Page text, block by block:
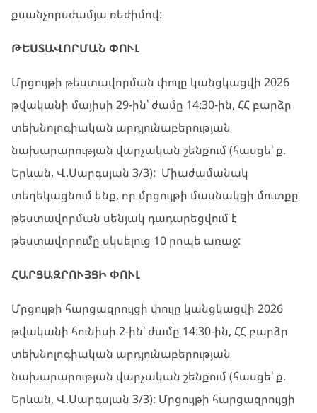
քսանչորսժամյա ռեժիմով:
ԹԵՍՏԱՎՈՐՄԱՆ ՓՈՒԼ
Մրցույթի թեստավորման փուլը կանցկացվի 2026
թվականի մայիսի 29-ին՝ ժամը 14:30-ին, ՀՀ բարձր
տեխնոլոգիական արդյունաբերության
նախարարության վարչական շենքում (հասցե՝ ք.
Երևան, Վ.Սարգսյան 3/3): Միաժամանակ
տեղեկացնում ենք, որ մրցույթի մասնակցի մուտքը
թեստավորման սենյակ դադարեցվում է
թեստավորումը սկսելուց 10 րոպե առաջ:
ՀԱՐՑԱԶՐՈՒՅՑԻ ՓՈՒԼ
Մրցույթի հարցազրույցի փուլը կանցկացվի 2026
թվականի հունիսի 2-ին՝ ժամը 14:30-ին, ՀՀ բարձր
տեխնոլոգիական արդյունաբերության
նախարարության վարչական շենքում (հասցե՝ ք.
Երևան, Վ.Սարգսյան 3/3): Մրցույթի հարցազրույցի